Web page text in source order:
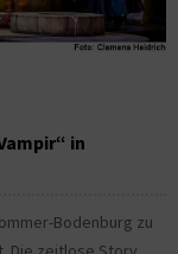
in
Bodenburg zu